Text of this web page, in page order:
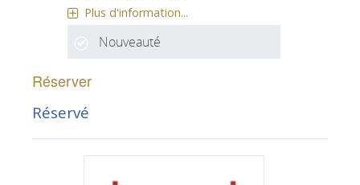
Plus d'information...
Nouveauté
Réserver
Réservé